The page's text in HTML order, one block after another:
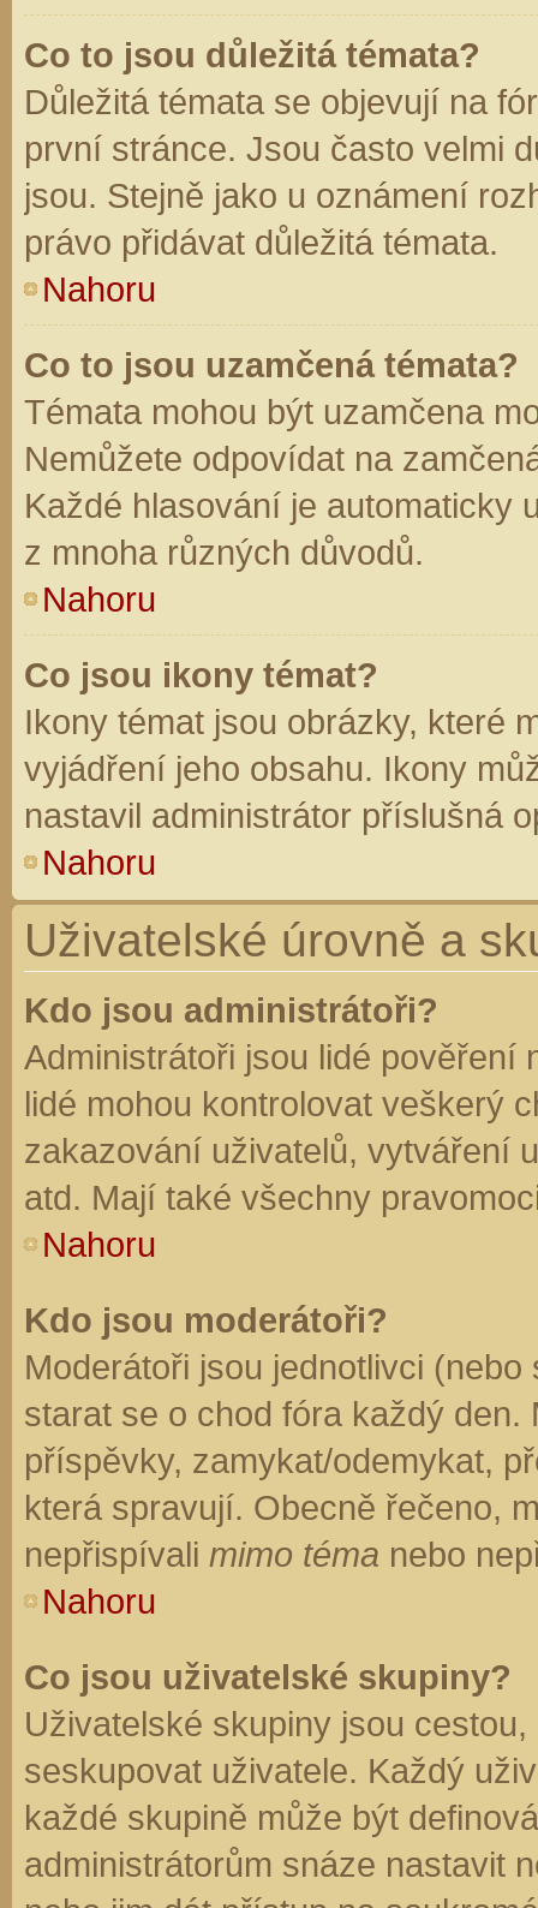
Co to jsou důležitá témata?
Důležitá témata se objevují na
první stránce. Jsou často velmi
jsou. Stejně jako u oznámení
právo přidávat důležitá témata.
Nahoru
Co to jsou uzamčená témata?
Témata mohou být uzamčena
Nemůžete odpovídat na
Každé hlasování je automaticky
z mnoha různých důvodů.
Nahoru
Co jsou ikony témat?
Ikony témat jsou obrázky, které
vyjádření jeho obsahu. Ikony
nastavil administrátor příslušná
Nahoru
Uživatelské úrovně a
Kdo jsou administrátoři?
Administrátoři jsou lidé pověření
lidé mohou kontrolovat veškerý
zakazování uživatelů, vytváření
atd. Mají také všechny
Nahoru
Kdo jsou moderátoři?
Moderátoři jsou jednotlivci
starat se o chod fóra každý
příspěvky, zamykat/odemykat,
která spravují. Obecně řečeno,
nepřispívali mimo téma nebo
Nahoru
Co jsou uživatelské skupiny?
Uživatelské skupiny jsou
seskupovat uživatele. Každý
každé skupině může být
administrátorům snáze nastavit